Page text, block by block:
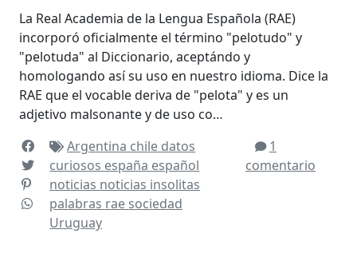
La Real Academia de la Lengua Española (RAE)
incorporó oficialmente el término "pelotudo" y
"pelotuda" al Diccionario, aceptándo y
homologando así su uso en nuestro idioma. Dice la
RAE que el vocable deriva de "pelota" y es un
adjetivo malsonante y de uso co…
Argentina chile datos
curiosos españa español
noticias noticias insolitas
palabras rae sociedad
Uruguay
1
comentario